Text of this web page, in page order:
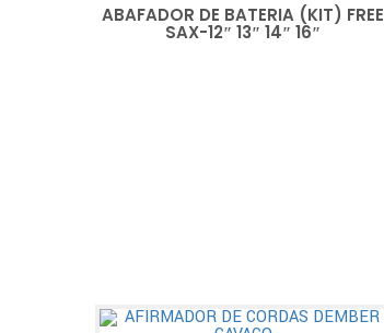
ABAFADOR DE BATERIA (KIT) FREE
SAX-12″ 13″ 14″ 16″